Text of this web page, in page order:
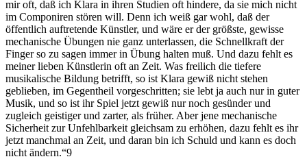
mir oft, daß ich Klara in ihren Studien oft hindere, da sie mich nicht
im Componiren stören will. Denn ich weiß gar wohl, daß der
öffentlich auftretende Künstler, und wäre er der größste, gewisse
mechanische Übungen nie ganz unterlassen, die Schnellkraft der
Finger so zu sagen immer in Übung halten muß. Und dazu fehlt es
meiner lieben Künstlerin oft an Zeit. Was freilich die tiefere
musikalische Bildung betrifft, so ist Klara gewiß nicht stehen
geblieben, im Gegentheil vorgeschritten; sie lebt ja auch nur in guter
Musik, und so ist ihr Spiel jetzt gewiß nur noch gesünder und
zugleich geistiger und zarter, als früher. Aber jene mechanische
Sicherheit zur Unfehlbarkeit gleichsam zu erhöhen, dazu fehlt es ihr
jetzt manchmal an Zeit, und daran bin ich Schuld und kann es doch
nicht ändern.“9